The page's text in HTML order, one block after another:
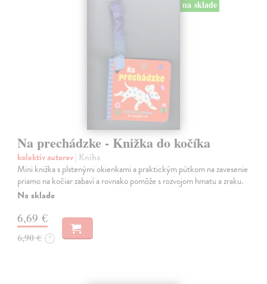
na sklade
Na prechádzke - Knižka do kočíka
kolektív autorov| Kniha
Mini knižka s plstenými okienkami a praktickým pútkom na zavesenie
priamo na kočiar zabaví a rovnako pomôže s rozvojom hmatu a zraku.
Na sklade
6,69 €
6,90 € ?